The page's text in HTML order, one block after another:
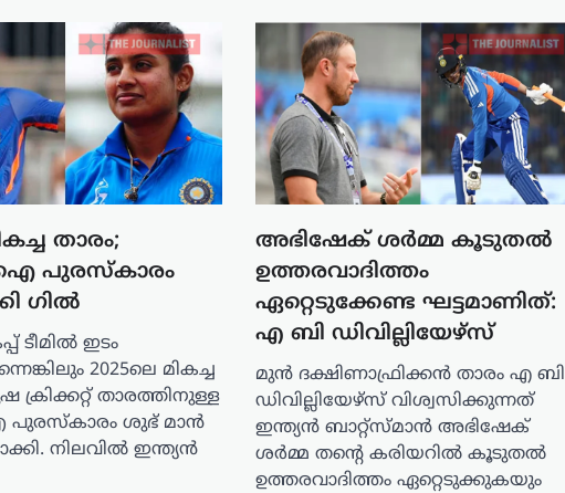
താരം;
പുരസ്‌കാരം
ഗിൽ
ടീമിൽ ഇടം
2025ലെ മികച്ച
ക്രിക്കറ്റ് താരത്തിനുള്ള
ശുഭ് മാൻ
നിലവിൽ ഇന്ത്യൻ
അഭിഷേക് ശർമ്മ കൂടുതൽ
ഉത്തരവാദിത്തം
ഏറ്റെടുക്കേണ്ട ഘട്ടമാണിത്:
എ ബി ഡിവില്ലിയേഴ്‌സ്
മുൻ ദക്ഷിണാഫ്രിക്കൻ താരം എ ബി
ഡിവില്ലിയേഴ്‌സ് വിശ്വസിക്കുന്നത്
ഇന്ത്യൻ ബാറ്റ്‌സ്മാൻ അഭിഷേക്
ശർമ്മ തന്റെ കരിയറിൽ കൂടുതൽ
ഉത്തരവാദിത്തം ഏറ്റെടുക്കുകയും